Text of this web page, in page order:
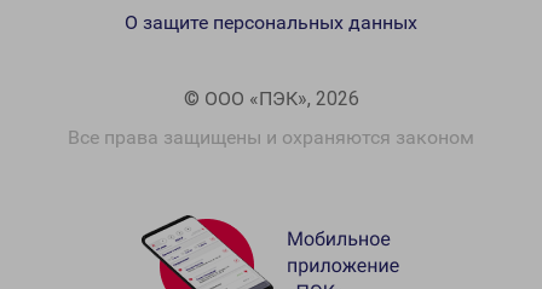
© ООО «ПЭК», 2026
Все права защищены и охраняются законом
О защите персональных данных